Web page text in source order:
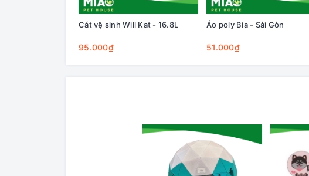
Cát vệ sinh Will Kat - 16.8L
95.000₫
Áo poly Bia - Sài Gòn
51.000₫